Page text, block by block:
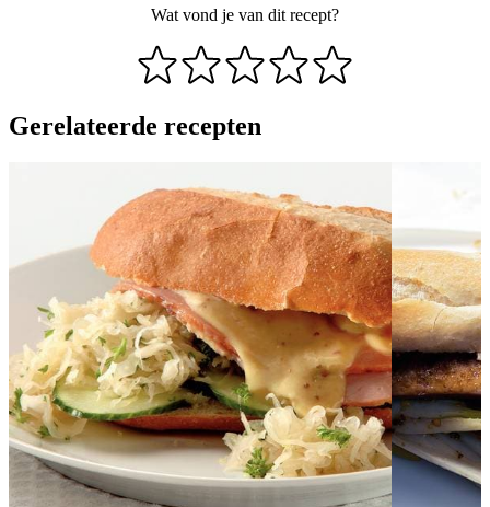
Wat vond je van dit recept?
Gerelateerde recepten